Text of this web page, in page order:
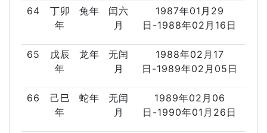
64
丁卯
年
兔年
闰六
月
1987年01月29
日-1988年02月16日
65
戊辰
年
龙年
无闰
月
1988年02月17
日-1989年02月05日
66
己巳
年
蛇年
无闰
月
1989年02月06
日-1990年01月26日